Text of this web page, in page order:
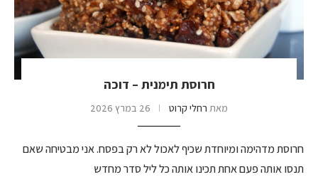
חרוסת תימנית – דוכה
מאת רחלי קרוט 26 במרץ 2026
חרוסת מדהימה ומיוחדת שכיף לאכול לא רק בפסח. אני מבטיחה שאם
תנסו אותה פעם אחת תכינו אותה כל ליל סדר מחדש